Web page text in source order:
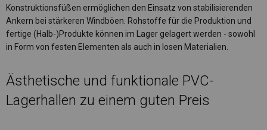
Konstruktionsfüßen ermöglichen den Einsatz von stabilisierenden
Ankern bei stärkeren Windböen. Rohstoffe für die Produktion und
fertige (Halb-)Produkte können im Lager gelagert werden - sowohl
in Form von festen Elementen als auch in losen Materialien.
Ästhetische und funktionale PVC-
Lagerhallen zu einem guten Preis